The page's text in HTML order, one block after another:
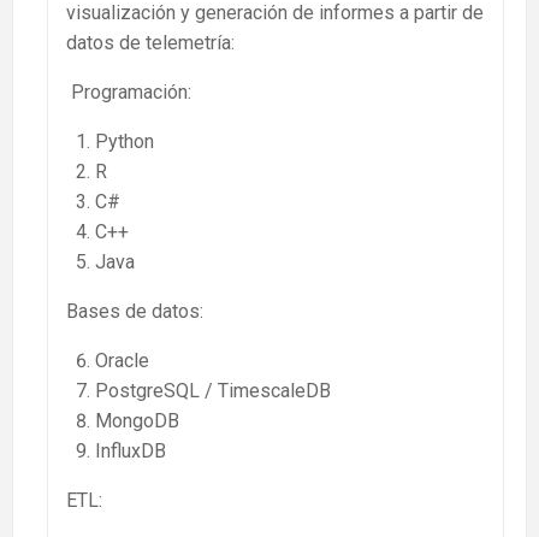
visualización y generación de informes a partir de
datos de telemetría:
Programación:
Python
R
C#
C++
Java
Bases de datos:
Oracle
PostgreSQL / TimescaleDB
MongoDB
InfluxDB
ETL: